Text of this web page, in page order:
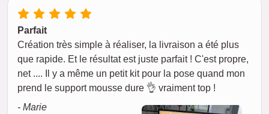
Parfait
Création très simple à réaliser, la livraison a été plus
que rapide. Et le résultat est juste parfait ! C'est propre,
net .... Il y a même un petit kit pour la pose quand mon
prend le support mousse dure 👌 vraiment top !
- Marie